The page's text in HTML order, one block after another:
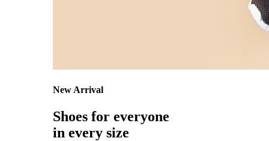
New Arrival
Shoes for everyone
in every size